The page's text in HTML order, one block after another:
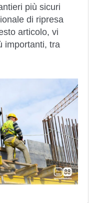
più sicuri
di ripresa
articolo, vi
importanti, tra